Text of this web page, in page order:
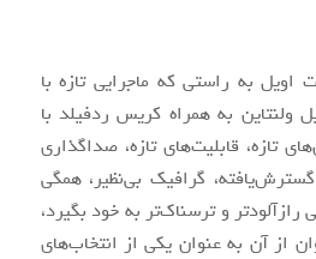
به راستی که ماجرایی تازه با
ولنتاین به همراه کریس ردفیلد با
تازه، قابلیت‌های تازه، صداگذاری
گرافیک بی‌نظیر، همگی
و ترسناک‌تر به خود بگیرد،
از آن به عنوان یکی از انتخاب‌های